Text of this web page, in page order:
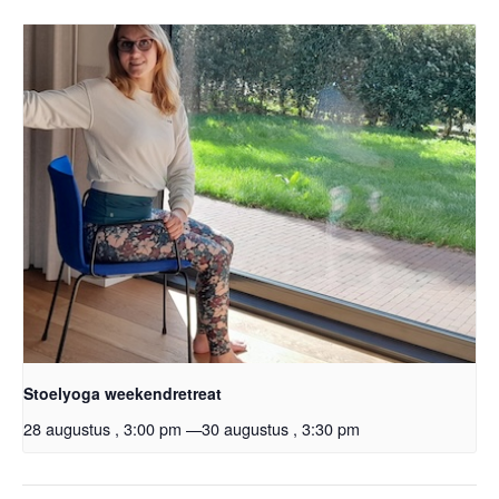
Stoelyoga weekendretreat
28 augustus , 3:00 pm —30 augustus , 3:30 pm